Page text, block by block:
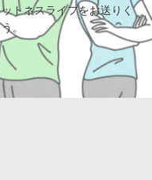
トネスライフをお送りく
。